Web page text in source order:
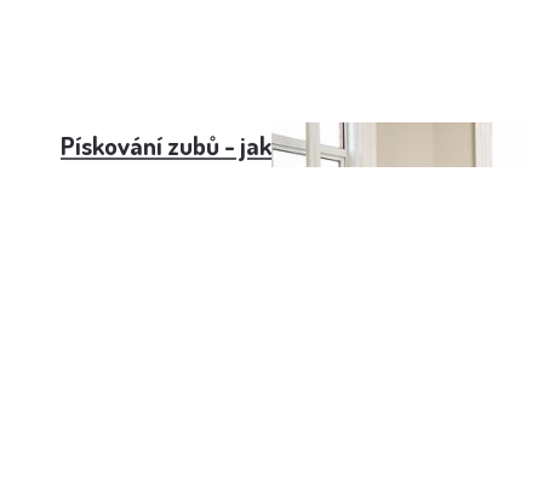
Pískování zubů - jak funguje a kolik stojí